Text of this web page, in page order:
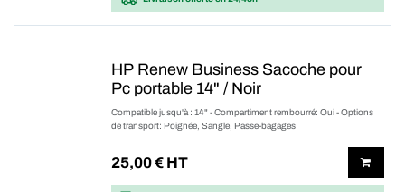
HP Renew Business Sacoche pour
Pc portable 14" / Noir
Compatible jusqu'à : 14" - Compartiment rembourré: Oui - Options
de transport: Poignée, Sangle, Passe-bagages
25,00€ HT